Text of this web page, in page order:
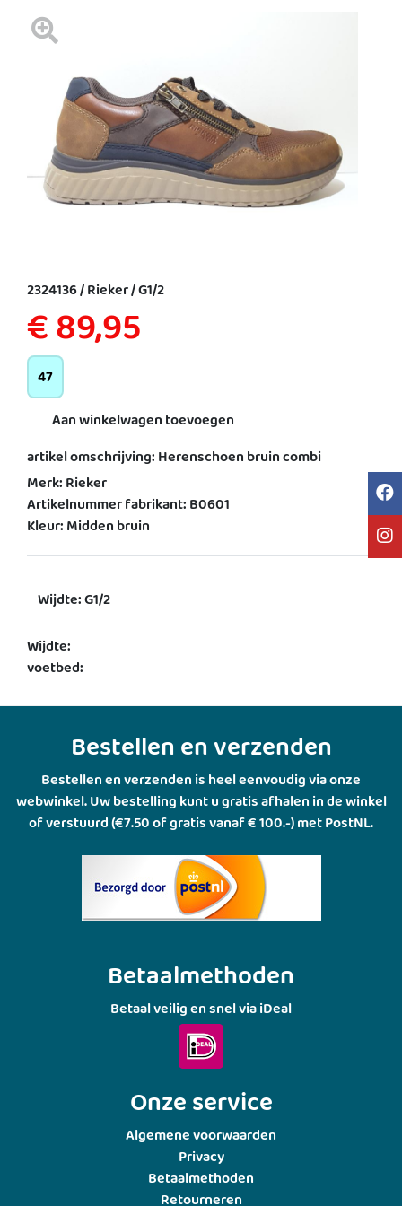
2324136 / Rieker / G1/2
€ 89,95
47
Aan winkelwagen toevoegen
artikel omschrijving: Herenschoen bruin combi
Merk: Rieker
Artikelnummer fabrikant: B0601
Kleur: Midden bruin
Wijdte: G1/2
Wijdte:
voetbed:
Bestellen en verzenden
Bestellen en verzenden is heel eenvoudig via onze
webwinkel. Uw bestelling kunt u gratis afhalen in de winkel
of verstuurd (€7.50 of gratis vanaf € 100.-) met PostNL.
Betaalmethoden
Betaal veilig en snel via iDeal
Onze service
Algemene voorwaarden
Privacy
Betaalmethoden
Retourneren